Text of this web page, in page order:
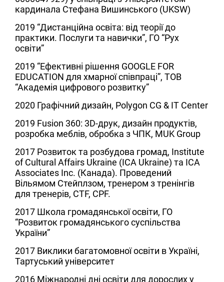
кардинала Стефана Вишинського (UKSW)
2019 “Дистанційна освіта: від теорії до
практики. Послуги та навички”, ГО “Рух
освіти”
2019 “Ефективні рішення GOOGLE FOR
EDUCATION для хмарної співпраці”, ТОВ
“Академія цифрового розвитку”
2020 Графічний дизайн, Polygon CG & IT Center
2019 Fusion 360: 3D-друк, дизайн продуктів,
розробка меблів, обробка з ЧПК, MUK Group
2017 Розвиток та розбудова громад, Institute
of Cultural Affairs Ukraine (ICA Ukraine) та ICA
Associates Inc. (Канада). Проведений
Вільямом Стейплзом, тренером з тренінгів
для тренерів, CTF, CPF.
2017 Школа громадянської освіти, ГО
“Розвиток громадянського суспільства
України”
2017 Виклики багатомовної освіти в Україні,
Тартуський університет
2016 Міжнародні дні освіти для дорослих у